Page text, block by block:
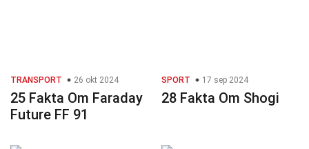
TRANSPORT 26 okt 2024
25 Fakta Om Faraday
Future FF 91
SPORT 17 sep 2024
28 Fakta Om Shogi